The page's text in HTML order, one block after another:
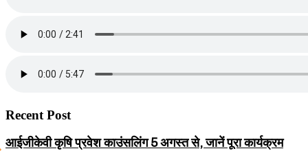
Recent Post
आईजीकेवी कृषि प्रवेश काउंसलिंग 5 अगस्त से, जानें पूरा कार्यक्रम